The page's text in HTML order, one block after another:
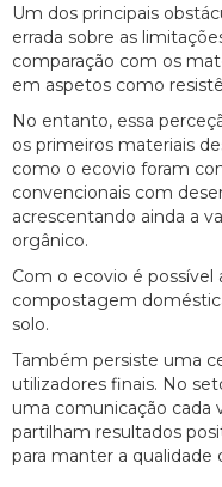
Um dos principais
errada sobre as
comparação com os
em aspetos como
No entanto, essa
os primeiros materiais
como o ecovio foram
convencionais com
acrescentando ainda a
orgânico.
Com o ecovio é
compostagem
solo.
Também persiste uma
utilizadores finais. No
uma comunicação cada
partilham resultados
para manter a qualidade